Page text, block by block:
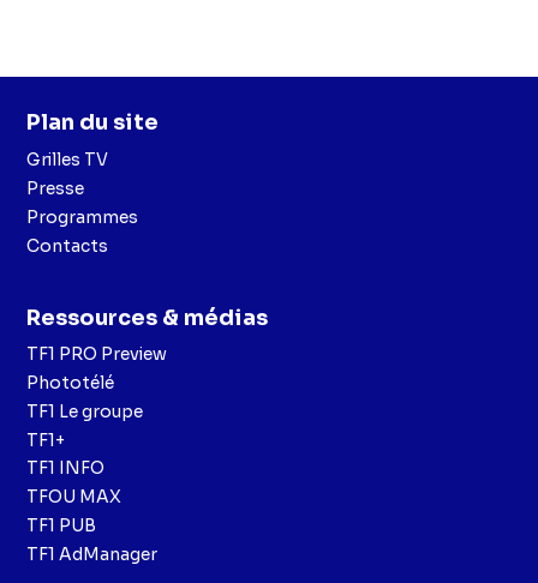
Plan du site
Grilles TV
Presse
Programmes
Contacts
Ressources & médias
TF1 PRO Preview
Phototélé
TF1 Le groupe
TF1+
TF1 INFO
TFOU MAX
TF1 PUB
TF1 AdManager